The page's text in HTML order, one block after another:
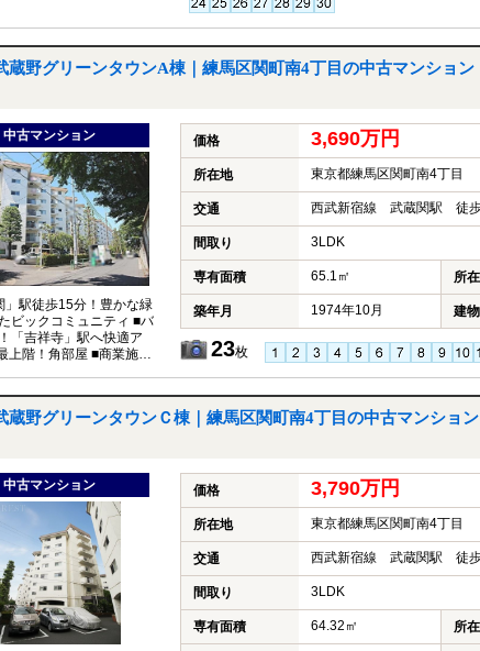
蔵野グリーンタウンA棟｜練馬区関町南4丁目の中古マンション
中古マンション
」駅徒歩15分！豊かな緑
ビックコミュニティ ■バ
「吉祥寺」駅へ快適ア
上階！角部屋 ■商業施設
価格 3,690万円
所在地 東京都練馬区関町南4丁目
交通 西武新宿線 武蔵関駅 徒
間取り 3LDK
専有面積 65.1㎡ 所
築年月 1974年10月 建
23枚
蔵野グリーンタウンＣ棟｜練馬区関町南4丁目の中古マンション
中古マンション 価格 3,790万円
所在地 東京都練馬区関町南4丁目
交通 西武新宿線 武蔵関駅 徒
間取り 3LDK
専有面積 64.32㎡ 所